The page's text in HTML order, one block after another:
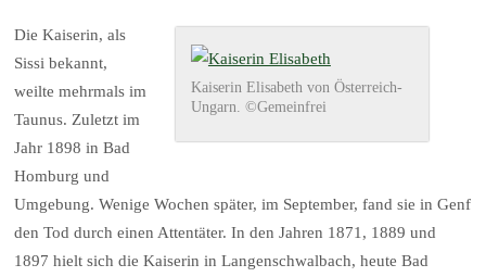
Kaiserin Elisabeth von Österreich-
Ungarn. ©Gemeinfrei
Die Kaiserin, als
Sissi bekannt,
weilte mehrmals im
Taunus. Zuletzt im
Jahr 1898 in Bad
Homburg und
Umgebung. Wenige Wochen später, im September, fand sie in Genf
den Tod durch einen Attentäter. In den Jahren 1871, 1889 und
1897 hielt sich die Kaiserin in Langenschwalbach, heute Bad